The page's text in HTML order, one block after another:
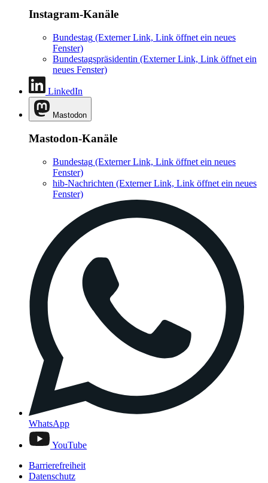
Instagram-Kanäle
Bundestag (Externer Link, Link öffnet ein neues
Fenster)
Bundestagspräsidentin (Externer Link, Link öffnet ein
neues Fenster)
LinkedIn
Mastodon
Mastodon-Kanäle
Bundestag (Externer Link, Link öffnet ein neues
Fenster)
hib-Nachrichten (Externer Link, Link öffnet ein neues
Fenster)
WhatsApp
YouTube
Barrierefreiheit
Datenschutz